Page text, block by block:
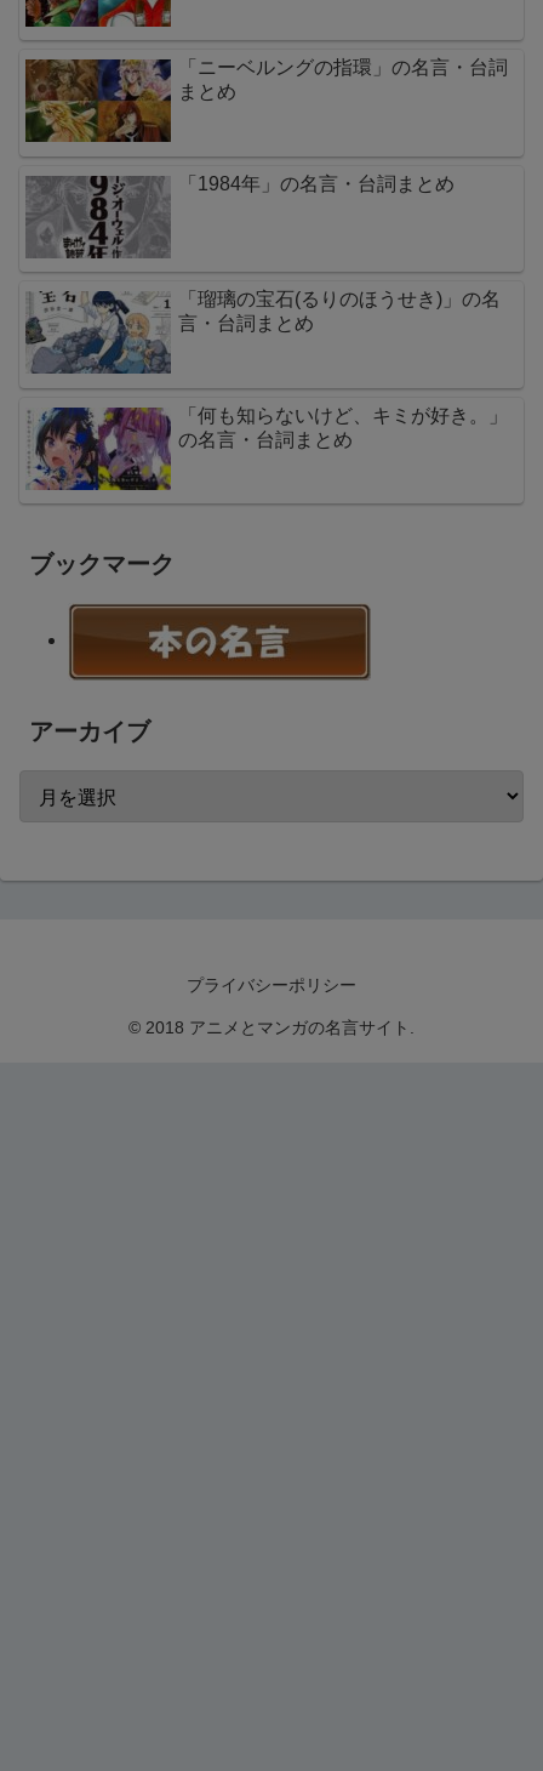
「ニーベルングの指環」の名言・台詞
まとめ
「1984年」の名言・台詞まとめ
「瑠璃の宝石(るりのほうせき)」の名
言・台詞まとめ
「何も知らないけど、キミが好き。」
の名言・台詞まとめ
ブックマーク
アーカイブ
プライバシーポリシー
© 2018 アニメとマンガの名言サイト.